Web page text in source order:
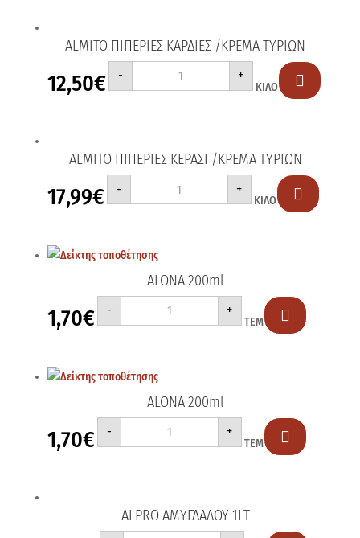
ALMITO ΠΙΠΕΡΙΕΣ ΚΑΡΔΙΕΣ /ΚΡΕΜΑ ΤΥΡΙΩΝ
12,50€ -
ALMITO
ΚΑΡΔΙΕΣ
+
ΚΙΛΟ 
ALMITO ΠΙΠΕΡΙΕΣ ΚΕΡΑΣΙ /ΚΡΕΜΑ ΤΥΡΙΩΝ
17,99€ -
ALMITO
ΚΕΡΑΣΙ
ποσότητα
+
ΚΙΛΟ 
ALONA 200ml
1,70€ -
ALONA
ποσότητα
+
ΤΕΜ 
ALONA 200ml
1,70€ -
ALONA
ποσότητα
+
ΤΕΜ 
ALPRO ΑΜΥΓΔΑΛΟΥ 1LT